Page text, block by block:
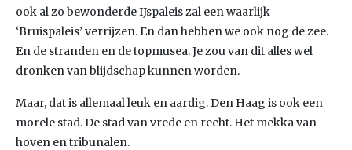
ook al zo bewonderde IJspaleis zal een waarlijk
‘Bruispaleis’ verrijzen. En dan hebben we ook nog de zee.
En de stranden en de topmusea. Je zou van dit alles wel
dronken van blijdschap kunnen worden.
Maar, dat is allemaal leuk en aardig. Den Haag is ook een
morele stad. De stad van vrede en recht. Het mekka van
hoven en tribunalen.